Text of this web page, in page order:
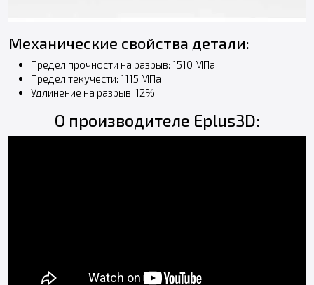
Механические свойства детали:
Предел прочности на разрыв: 1510 МПа
Предел текучести: 1115 МПа
Удлинение на разрыв: 12%
О производителе Eplus3D: